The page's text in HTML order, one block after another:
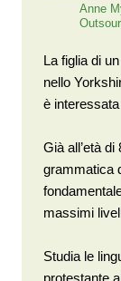
La figlia di
nello
è
Già all’età
grammatica
massimi
Studia le
protestante
Anne